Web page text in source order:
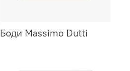
Боди Massimo Dutti